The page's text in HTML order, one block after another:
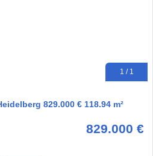
1 / 1
829.000 € 118.94 m²
829.000 €